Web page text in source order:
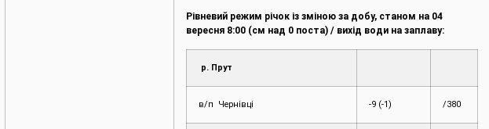
Рівневий режим річок із зміною за добу, станом на 04
вересня 8:00 (см над 0 поста) / вихід води на заплаву:
р. Прут
в/п Чернівці -9 (-1) /380